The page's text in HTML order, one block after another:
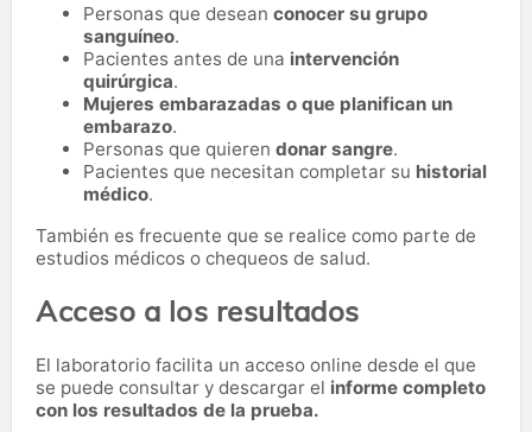
Personas que desean conocer su grupo
sanguíneo.
Pacientes antes de una intervención
quirúrgica.
Mujeres embarazadas o que planifican un
embarazo.
Personas que quieren donar sangre.
Pacientes que necesitan completar su historial
médico.
También es frecuente que se realice como parte de
estudios médicos o chequeos de salud.
Acceso a los resultados
El laboratorio facilita un acceso online desde el que
se puede consultar y descargar el informe completo
con los resultados de la prueba.